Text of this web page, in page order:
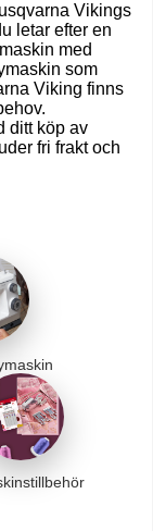
Vikings
letar efter en
med
som
Viking finns
ditt köp av
fri frakt och